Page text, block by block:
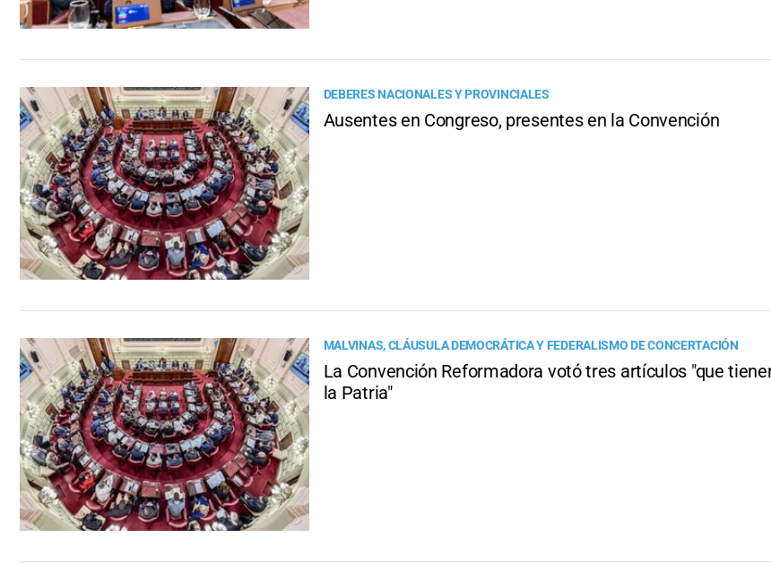
DEBERES NACIONALES Y PROVINCIALES
Ausentes en Congreso, presentes en la Convención
MALVINAS, CLÁUSULA DEMOCRÁTICA Y FEDERALISMO DE CONCERTACIÓN
La Convención Reformadora votó tres artículos "que
la Patria"